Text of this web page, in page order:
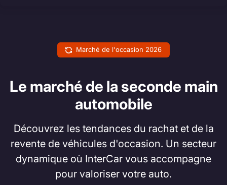
Marché de l'occasion 2026
Le marché de la seconde main
automobile
Découvrez les tendances du rachat et de la
revente de véhicules d'occasion. Un secteur
dynamique où InterCar vous accompagne
pour valoriser votre auto.